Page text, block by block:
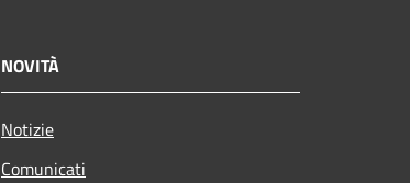
NOVITÀ
Notizie
Comunicati